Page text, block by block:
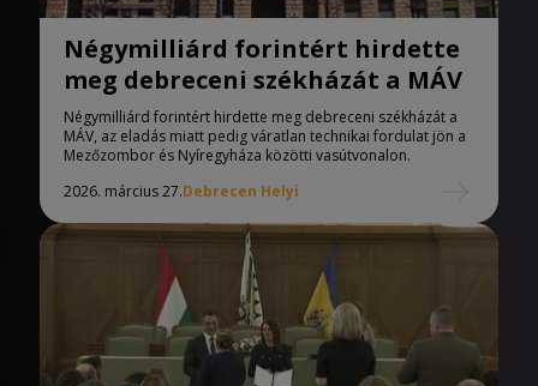
Négymilliárd forintért hirdette
meg debreceni székházát a MÁV
Négymilliárd forintért hirdette meg debreceni székházát a
MÁV, az eladás miatt pedig váratlan technikai fordulat jön a
Mezőzombor és Nyíregyháza közötti vasútvonalon.
2026. március 27.Debrecen Helyi